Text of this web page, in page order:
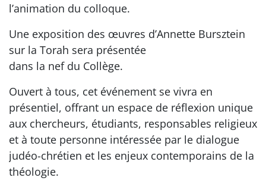
l’animation du colloque.
Une exposition des œuvres d’Annette Bursztein
sur la Torah sera présentée
dans la nef du Collège.
Ouvert à tous, cet événement se vivra en
présentiel, offrant un espace de réflexion unique
aux chercheurs, étudiants, responsables religieux
et à toute personne intéressée par le dialogue
judéo-chrétien et les enjeux contemporains de la
théologie.